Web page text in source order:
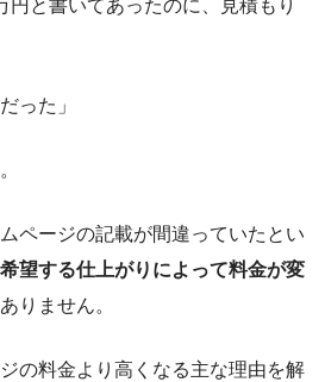
円と書いてあったのに、見積もり
った」
ページの記載が間違っていたとい
望する仕上がりによって料金が変
りません。
の料金より高くなる主な理由を解